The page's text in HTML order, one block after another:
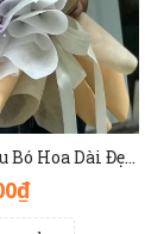
Baby Tím Giá Rẻ-Mẫu Bó Hoa Dài Đẹp[Hoa Tươi Nhập Khẩu] - HB1138